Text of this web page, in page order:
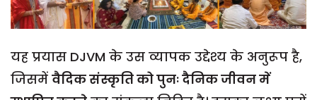
यह प्रयास DJVM के उस व्यापक उद्देश्य के अनुरूप है,
जिसमें वैदिक संस्कृति को पुनः दैनिक जीवन में